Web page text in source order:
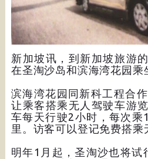
新加坡讯，到新加坡旅游
在圣淘沙岛和滨海湾花园乘
滨海湾花园同新科工程合
让乘客搭乘无人驾驶车游
车每天行驶2小时，每次乘
里。访客可以登记免费搭乘
明年1月起，圣淘沙也将试